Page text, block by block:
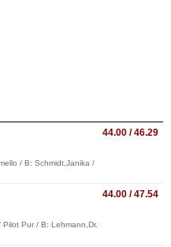
44.00 / 46.29
/ B: Schmidt,Janika /
44.00 / 47.54
Pur / B: Lehmann,Dr.